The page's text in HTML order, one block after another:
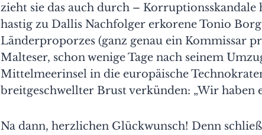
zieht sie das auch durch –
hastig zu Dallis Nachfolger erkorene Tonio
Länderproporzes (ganz genau ein Kommissar
Malteser, schon wenige Tage nach seinem
Mittelmeerinsel in die europäische
breitgeschwellter Brust verkünden: „Wir haben
Na dann, herzlichen Glückwunsch! Denn